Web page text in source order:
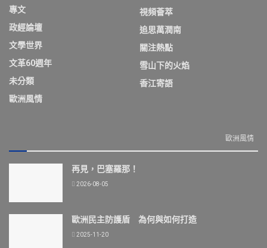
專文
政經論壇
文學世界
文革60週年
未分類
歐洲風情
視頻薈萃
追思萬潤南
關注熱點
雪山下的火焰
香江寄語
歐洲風情
再見，巴塞羅那！
2026-08-05
歐洲民主防護盾 為何與如何打造
2025-11-20